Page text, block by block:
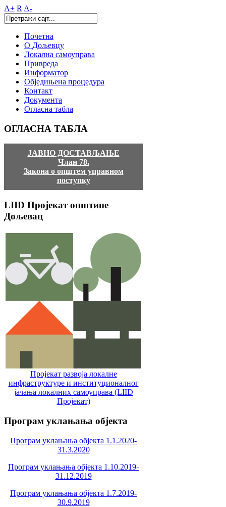
A+ R A-
Почетна
О Дољевцу
Локална самоуправа
Привреда
Информатор
Обједињена процедура
Контакт
Документа
Огласна табла
ОГЛАСНА ТАБЛА
ЈАВНО ДОСТАВЉАЊЕ
Члан 78.
Закона о општем управном
поступку
LIID Пројекат општине
Дољевац
Пројекат развоја локалне
инфраструктуре и институционалног
јачања локалних самоуправa (LIID
Пројекат)
Програм уклањања објекта
Програм уклањања објекта 1.1.2020-
31.3.2020
Програм уклањања објекта 1.10.2019-
31.12.2019
Програм уклањања објекта 1.7.2019-
30.9.2019